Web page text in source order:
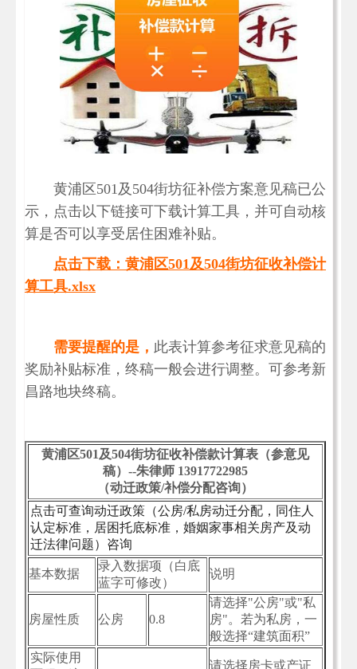
黄浦区501及504街坊征补偿方案意见稿已公
示，点击以下链接可下载计算工具，并可自动核
算是否可以享受居住困难补贴。
点击下载：黄浦区501及504街坊征收补偿计
算工具.xlsx
需要提醒的是， 此表计算参考征求意见稿的
奖励补贴标准，终稿一般会进行调整。可参考新
昌路地块终稿。
黄浦区501及504街坊征收补偿款计算表（参意见
稿）--朱律师 13917722985
（动迁政策/补偿分配咨询）
点击可查询动迁政策（公房/私房动迁分配，同住人
认定标准，居困托底标准，婚姻家事相关房产及动
迁法律问题）咨询
基本数据
录入数据项（白底
蓝字可修改）
说明
房屋性质 公房 0.8
请选择"公房"或"私
房"。若为私房，一
般选择“建筑面积”
实际使用
请选择房卡或产证